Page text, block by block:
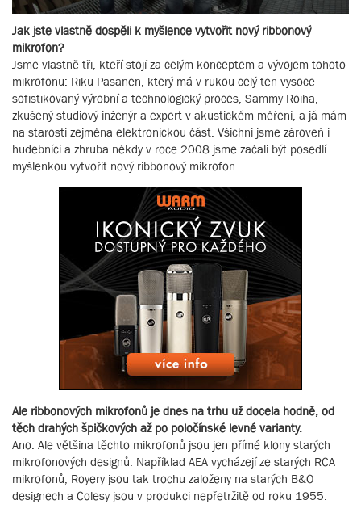
Jak jste vlastně dospěli k myšlence vytvořit nový ribbonový
mikrofon?
Jsme vlastně tři, kteří stojí za celým konceptem a vývojem tohoto
mikrofonu: Riku Pasanen, který má v rukou celý ten vysoce
sofistikovaný výrobní a technologický proces, Sammy Roiha,
zkušený studiový inženýr a expert v akustickém měření, a já mám
na starosti zejména elektronickou část. Všichni jsme zároveň i
hudebníci a zhruba někdy v roce 2008 jsme začali být posedlí
myšlenkou vytvořit nový ribbonový mikrofon.
Ale ribbonových mikrofonů je dnes na trhu už docela hodně, od
těch drahých špičkových až po poločínské levné varianty.
Ano. Ale většina těchto mikrofonů jsou jen přímé klony starých
mikrofonových designů. Například AEA vycházejí ze starých RCA
mikrofonů, Royery jsou tak trochu založeny na starých B&O
designech a Colesy jsou v produkci nepřetržitě od roku 1955.